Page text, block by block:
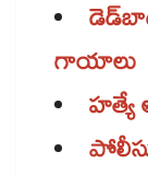
గాయాలు
హత్యే